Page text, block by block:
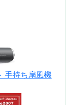
手持ち扇風機